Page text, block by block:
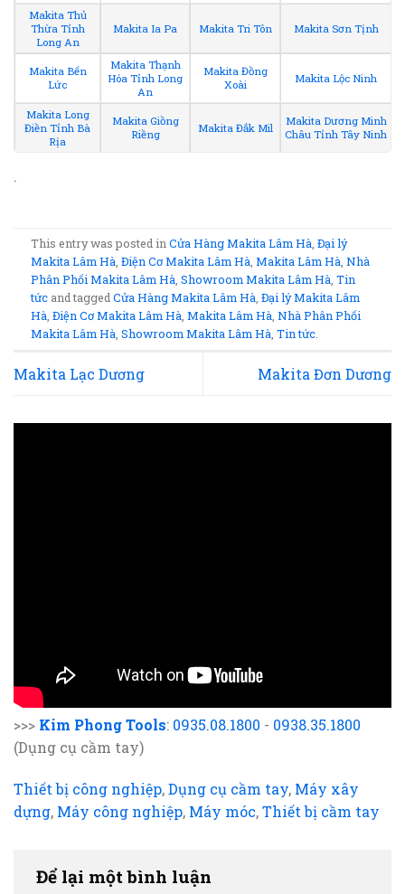
Makita Thủ
Thừa Tỉnh
Long An
Makita Ia Pa Makita Tri Tôn Makita Sơn Tịnh
Makita Bến
Lức
Makita Thạnh
Hóa Tỉnh Long
An
Makita Đồng
Xoài
Makita Lộc Ninh
Makita Long
Điền Tỉnh Bà
Rịa
Makita Giồng
Riềng
Makita Đắk Mil
Makita Dương Minh
Châu Tỉnh Tây Ninh
.
This entry was posted inCửa Hàng Makita Lâm Hà ,Đại lý
Makita Lâm Hà ,Điện Cơ Makita Lâm Hà ,Makita Lâm Hà ,Nhà
Phân Phối Makita Lâm Hà ,Showroom Makita Lâm Hà ,Tin
tức and taggedCửa Hàng Makita Lâm Hà ,Đại lý Makita Lâm
Hà ,Điện Cơ Makita Lâm Hà ,Makita Lâm Hà ,Nhà Phân Phối
Makita Lâm Hà ,Showroom Makita Lâm Hà ,Tin tức
Makita Lạc Dương Makita Đơn Dương
>>> Kim Phong Tools: 0935.08.1800 - 0938.35.1800
(Dụng cụ cầm tay)
Thiết bị công nghiệp,Dụng cụ cầm tay, Máy xây
dựng, Máy công nghiệp, Máy móc,Thiết bị cầm tay
Để lại một bình luận